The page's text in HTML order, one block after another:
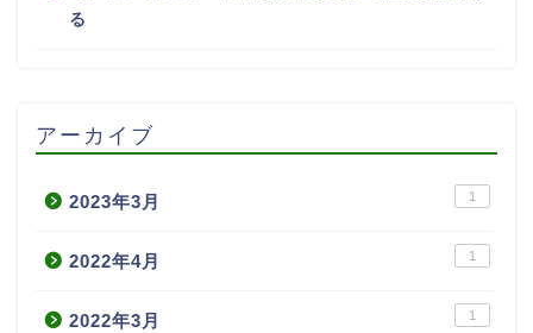
る
アーカイブ
2023年3月 1
2022年4月 1
2022年3月 1